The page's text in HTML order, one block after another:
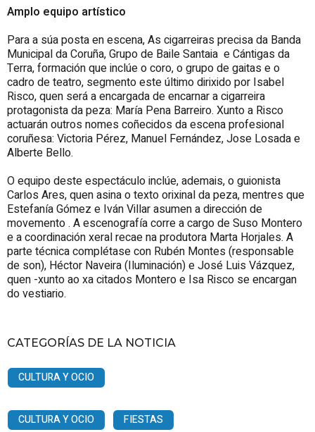
Amplo equipo artístico
Para a súa posta en escena, As cigarreiras precisa da Banda
Municipal da Coruña, Grupo de Baile Santaia e Cántigas da
Terra, formación que inclúe o coro, o grupo de gaitas e o
cadro de teatro, segmento este último dirixido por Isabel
Risco, quen será a encargada de encarnar a cigarreira
protagonista da peza: María Pena Barreiro. Xunto a Risco
actuarán outros nomes coñecidos da escena profesional
coruñesa: Victoria Pérez, Manuel Fernández, Jose Losada e
Alberte Bello.
O equipo deste espectáculo inclúe, ademais, o guionista
Carlos Ares, quen asina o texto orixinal da peza, mentres que
Estefanía Gómez e Iván Villar asumen a dirección de
movemento . A escenografía corre a cargo de Suso Montero
e a coordinación xeral recae na produtora Marta Horjales. A
parte técnica complétase con Rubén Montes (responsable
de son), Héctor Naveira (Iluminación) e José Luis Vázquez,
quen -xunto ao xa citados Montero e Isa Risco se encargan
do vestiario.
CATEGORÍAS DE LA NOTICIA
CULTURA Y OCIO
CULTURA Y OCIO FIESTAS